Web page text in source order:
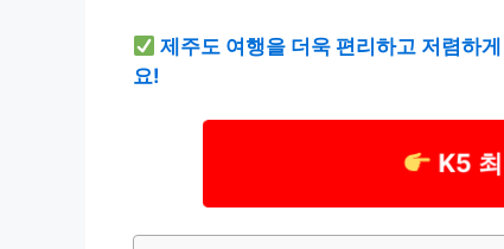
제주도 여행을 더욱 편리하고 저렴하
요!
K5